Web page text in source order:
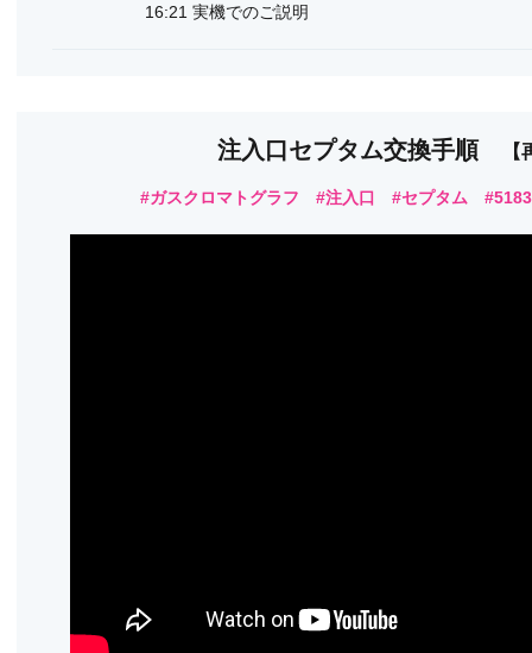
16:21 実機でのご説明
注入口セプタム交換手順
#ガスクロマトグラフ #注入口 #セプタム